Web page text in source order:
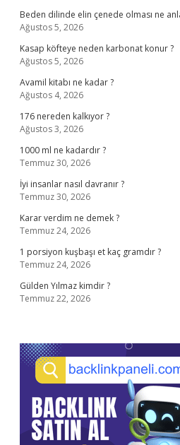
Beden dilinde elin çenede olması ne
Ağustos 5, 2026
Kasap köfteye neden karbonat konur ?
Ağustos 5, 2026
Avamil kitabı ne kadar ?
Ağustos 4, 2026
176 nereden kalkıyor ?
Ağustos 3, 2026
1000 ml ne kadardır ?
Temmuz 30, 2026
İyi insanlar nasıl davranır ?
Temmuz 30, 2026
Karar verdim ne demek ?
Temmuz 24, 2026
1 porsiyon kuşbaşı et kaç gramdır ?
Temmuz 24, 2026
Gülden Yılmaz kimdir ?
Temmuz 22, 2026